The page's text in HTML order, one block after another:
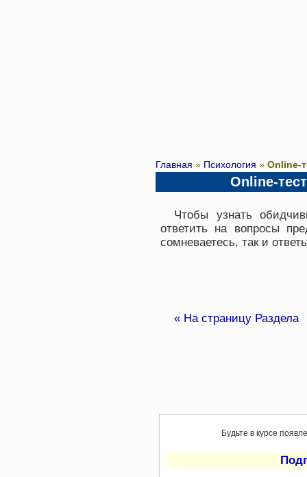
Главная » Психология » Online-
Online-
Чтобы узнать
ответить на вопросы
сомневаетесь, так и
« На страницу Раздела
Будьте в курсе